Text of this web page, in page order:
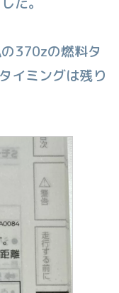
370zの燃料タ
イミングは残り